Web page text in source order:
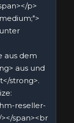
p>
aus dem
aus und
strong>.
reseller-
span><br